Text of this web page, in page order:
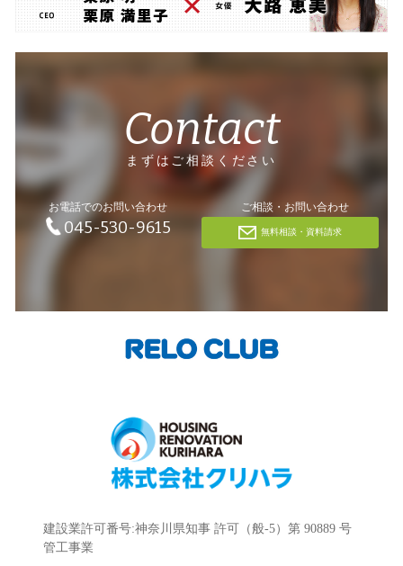
Contact
まずはご相談ください
お電話でのお問い合わせ
045-530-9615
ご相談・お問い合わせ
無料相談・資料請求
建設業許可番号:神奈川県知事 許可（般-5）第 90889 号
管工事業